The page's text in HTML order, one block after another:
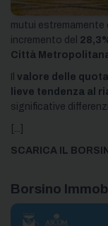
mutui
incremento del
Città
valore delle
lieve tendenza al
significative
[...]
SCARICA IL
Borsino